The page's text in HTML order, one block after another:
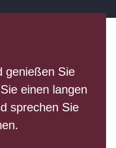
genießen Sie
einen langen
sprechen Sie